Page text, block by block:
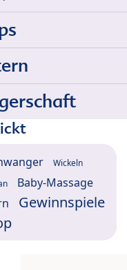
Wickeln
Baby-Massage
Gewinnspiele